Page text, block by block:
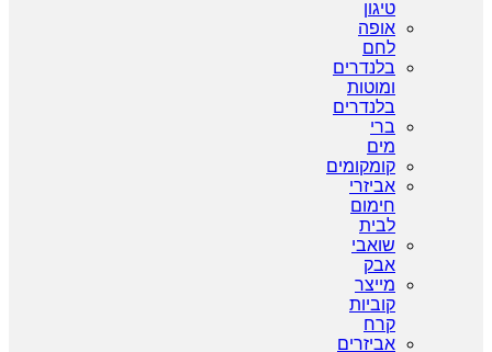
טיגון
אופה
לחם
בלנדרים
ומוטות
בלנדרים
ברי
מים
קומקומים
אביזרי
חימום
לבית
שואבי
אבק
מייצר
קוביות
קרח
אביזרים